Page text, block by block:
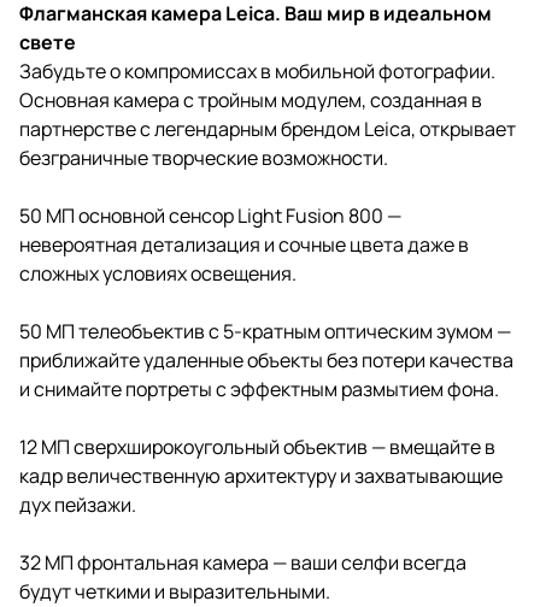
Флагманская камера Leica. Ваш мир в идеальном
свете
Забудьте о компромиссах в мобильной фотографии.
Основная камера с тройным модулем, созданная в
партнерстве с легендарным брендом Leica, открывает
безграничные творческие возможности.
50 МП основной сенсор Light Fusion 800 —
невероятная детализация и сочные цвета даже в
сложных условиях освещения.
50 МП телеобъектив с 5-кратным оптическим зумом —
приближайте удаленные объекты без потери качества
и снимайте портреты с эффектным размытием фона.
12 МП сверхширокоугольный объектив — вмещайте в
кадр величественную архитектуру и захватывающие
дух пейзажи.
32 МП фронтальная камера — ваши селфи всегда
будут четкими и выразительными.